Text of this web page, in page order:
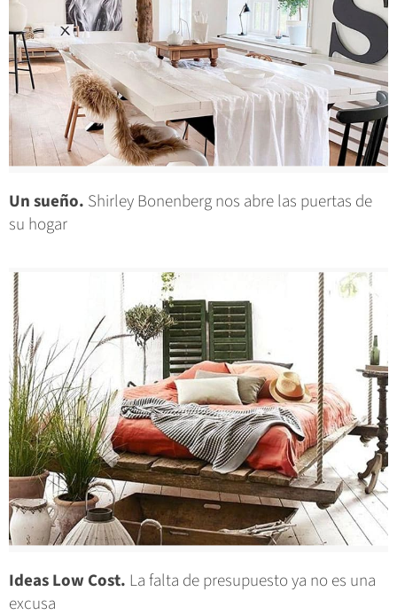
Un sueño. Shirley Bonenberg nos abre las puertas de
su hogar
Ideas Low Cost. La falta de presupuesto ya no es una
excusa